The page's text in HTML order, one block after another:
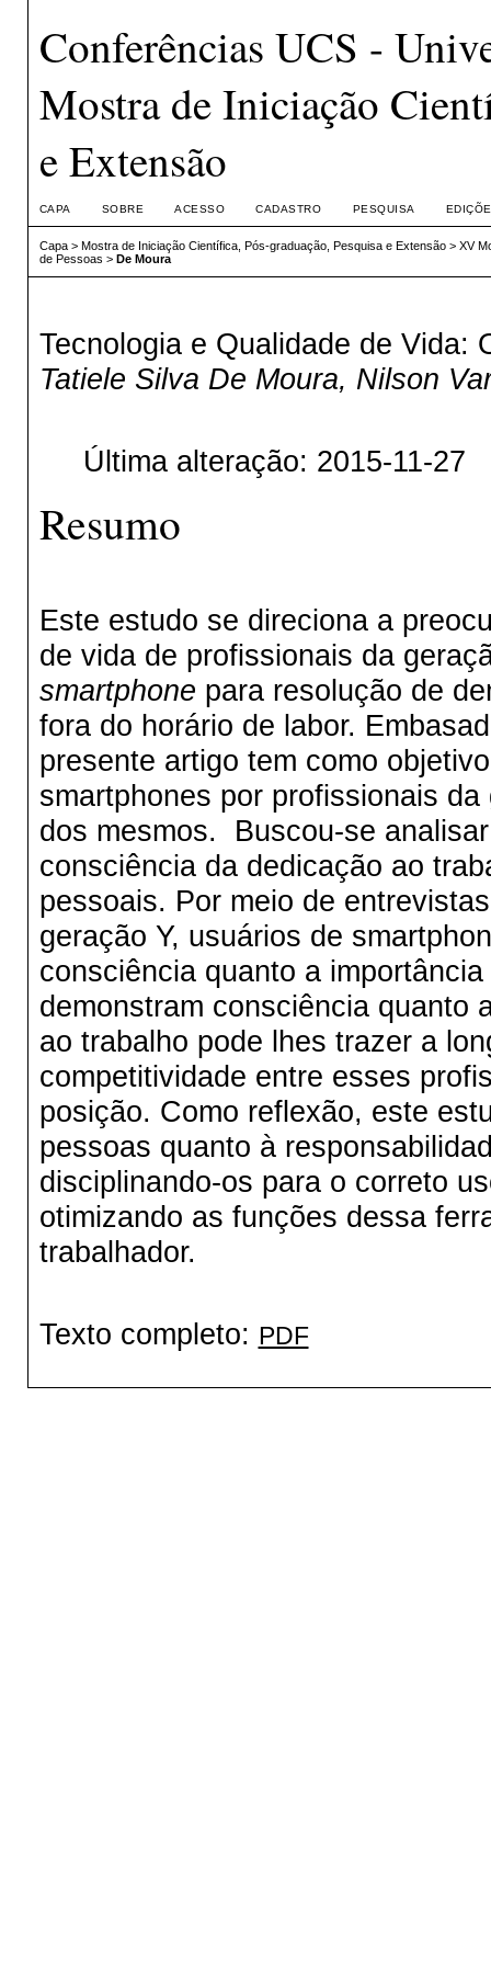
Conferências UCS -
Mostra de Iniciação
e Extensão
CAPA SOBRE ACESSO CADASTRO PESQUISA
Capa> Mostra de Iniciação Científica, Pós-graduação, Pesquisa e Extensão> XV
de Pessoas > De Moura
Tecnologia e Qualidade de Vida:
Tatiele Silva De Moura, Nilson
Última alteração: 2015-11-27
Resumo
Este estudo se direciona a
de vida de profissionais da
smartphone para resolução de
fora do horário de labor.
presente artigo tem como
smartphones por profissionais
dos mesmos. Buscou-se
consciência da dedicação ao
pessoais. Por meio de
geração Y, usuários de
consciência quanto a
demonstram consciência quanto
ao trabalho pode lhes trazer a
competitividade entre esses
posição. Como reflexão, este
pessoas quanto à
disciplinando-os para o correto
otimizando as funções dessa
trabalhador.
Texto completo: PDF